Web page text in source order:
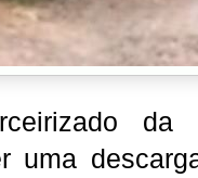
da
uma